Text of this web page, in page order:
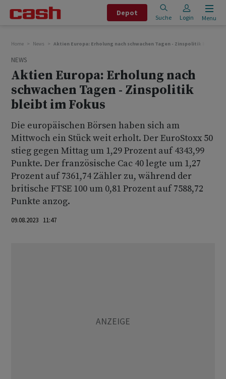
Depot
Suche Login Menu
Home News Aktien Europa: Erholung nach schwachen Tagen - Zinspolitik bleibt im
NEWS
Aktien Europa: Erholung nach
schwachen Tagen - Zinspolitik
bleibt im Fokus
Die europäischen Börsen haben sich am
Mittwoch ein Stück weit erholt. Der EuroStoxx 50
stieg gegen Mittag um 1,29 Prozent auf 4343,99
Punkte. Der französische Cac 40 legte um 1,27
Prozent auf 7361,74 Zähler zu, während der
britische FTSE 100 um 0,81 Prozent auf 7588,72
Punkte anzog.
09.08.2023 11:47